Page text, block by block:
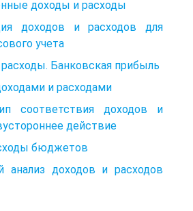
доходы и расходы
доходов и расходов для
учета
Банковская прибыль
и расходами
соответствия доходов и
действие
бюджетов
анализ доходов и расходов